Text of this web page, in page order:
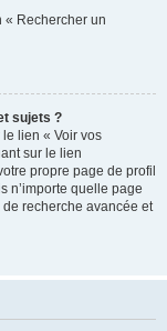
« Rechercher un
sujets ?
lien « Voir vos
sur le lien
propre page de profil
n’importe quelle page
recherche avancée et